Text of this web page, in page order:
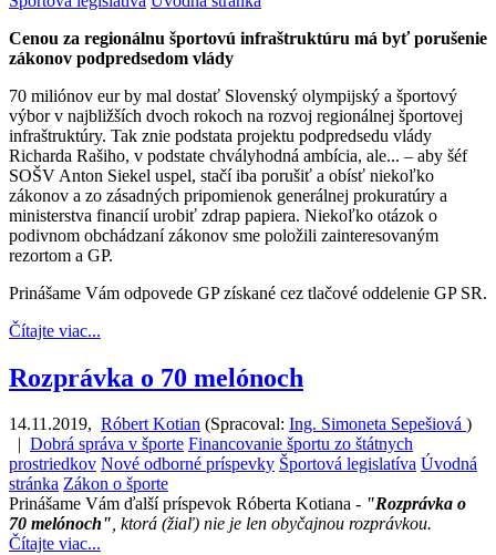
Cenou za regionálnu športovú infraštruktúru má byť porušenie
zákonov podpredsedom vlády
70 miliónov eur by mal dostať Slovenský olympijský a športový
výbor v najbližších dvoch rokoch na rozvoj regionálnej športovej
infraštruktúry. Tak znie podstata projektu podpredsedu vlády
Richarda Rašiho, v podstate chvályhodná ambícia, ale... – aby šéf
SOŠV Anton Siekel uspel, stačí iba porušiť a obísť niekoľko
zákonov a zo zásadných pripomienok generálnej prokuratúry a
ministerstva financií urobiť zdrap papiera. Niekoľko otázok o
podivnom obchádzaní zákonov sme položili zainteresovaným
rezortom a GP.
Prinášame Vám odpovede GP získané cez tlačové oddelenie GP SR.
Čítajte viac...
Rozprávka o 70 melónoch
14.11.2019, Róbert Kotian (Spracoval: Ing. Simoneta Sepešiová )
Dobrá správa v športe Financovanie športu zo štátnych
prostriedkov Nové odborné príspevky Športová legislatíva Úvodná
stránka Zákon o športe
Prinášame Vám ďalší príspevok Róberta Kotiana - "Rozprávka o
70 melónoch", ktorá (žiaľ) nie je len obyčajnou rozprávkou.
Čítajte viac...